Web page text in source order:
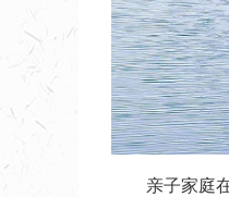
亲子家庭